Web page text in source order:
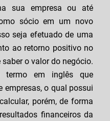
sua empresa ou até
sócio em um novo
seja efetuado de uma
ao retorno positivo no
o valor do negócio.
em inglês que
empresas, o qual possui
porém, de forma
financeiros da